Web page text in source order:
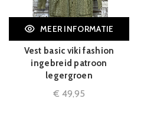
MEER INFORMATIE
Vest basic viki fashion
ingebreid patroon
legergroen
€ 49,95